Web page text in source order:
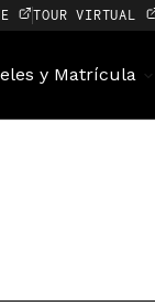
TOUR VIRTUAL
y Matrícula